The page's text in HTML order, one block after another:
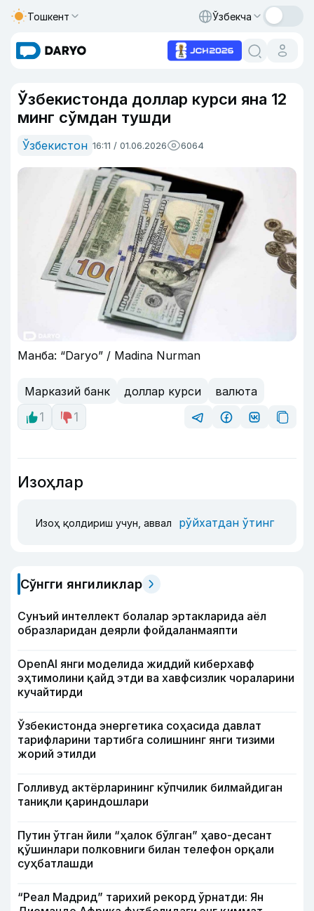
Тошкент Ўзбекча
Ўзбекистонда доллар курси яна 12
минг сўмдан тушди
Ўзбекистон 16:11 / 01.06.2026 6064
Манба: “Daryo” / Madina Nurman
Марказий банк доллар курси
валюта
1
1
Изоҳлар
Изоҳ қолдириш учун, аввал рўйхатдан ўтинг
Сўнгги янгиликлар
Сунъий интеллект болалар эртакларида аёл
образларидан деярли фойдаланмаяпти
OpenAI янги моделида жиддий киберхавф
эҳтимолини қайд этди ва хавфсизлик чораларини
кучайтирди
Ўзбекистонда энергетика соҳасида давлат
тарифларини тартибга солишнинг янги тизими
жорий этилди
Голливуд актёрларининг кўпчилик билмайдиган
таниқли қариндошлари
Путин ўтган йили “ҳалок бўлган” ҳаво-десант
қўшинлари полковниги билан телефон орқали
суҳбатлашди
“Реал Мадрид” тарихий рекорд ўрнатди: Ян